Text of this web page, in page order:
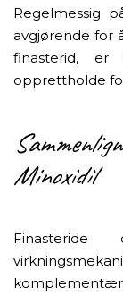
Regelmessig
avgjørende for
finasterid,
opprettholde
Minoxidil